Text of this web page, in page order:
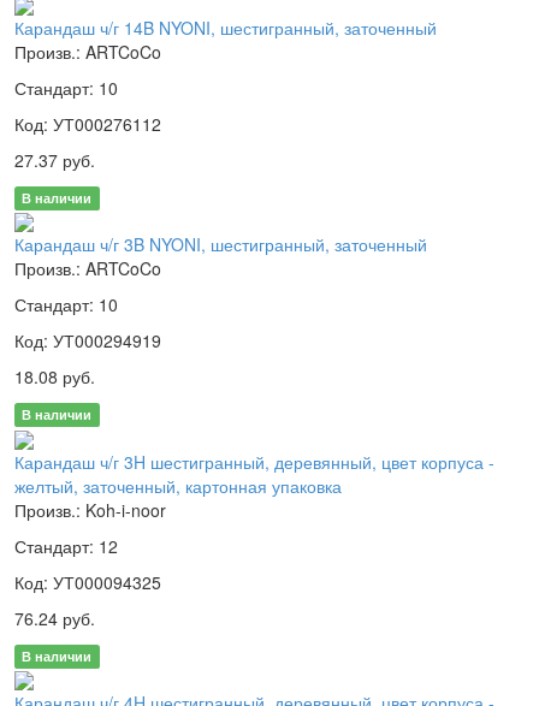
Карандаш ч/г 14B NYONI, шестигранный, заточенный
Произв.: ARTCoCo
Стандарт: 10
Код: УТ000276112
27.37 руб.
В наличии
Карандаш ч/г 3B NYONI, шестигранный, заточенный
Произв.: ARTCoCo
Стандарт: 10
Код: УТ000294919
18.08 руб.
В наличии
Карандаш ч/г 3H шестигранный, деревянный, цвет корпуса -
желтый, заточенный, картонная упаковка
Произв.: Koh-i-noor
Стандарт: 12
Код: УТ000094325
76.24 руб.
В наличии